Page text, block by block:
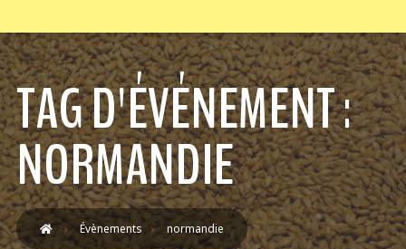
TAG D'ÉVÉNEMENT :
NORMANDIE
Évènements normandie